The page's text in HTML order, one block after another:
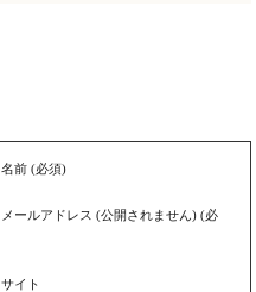
名前 (必須)
メールアドレス (公開されません) (必
サイト